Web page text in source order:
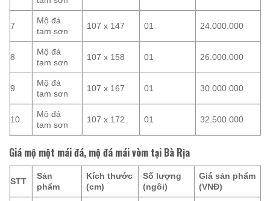
7
Mộ đá
tam sơn
107 x 147 01 24.000.000
8
Mộ đá
tam sơn
107 x 158 01 26.000.000
9
Mộ đá
tam sơn
107 x 167 01 30.000.000
10
Mộ đá
tam sơn
107 x 172 01 32.500.000
Giá mộ một mái đá, mộ đá mái vòm tại Bà Rịa
STT
Sản
phẩm
Kích thước
(cm)
Số lượng
(ngôi)
Giá sản phẩm
(VNĐ)